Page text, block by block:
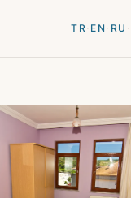
TR EN RU